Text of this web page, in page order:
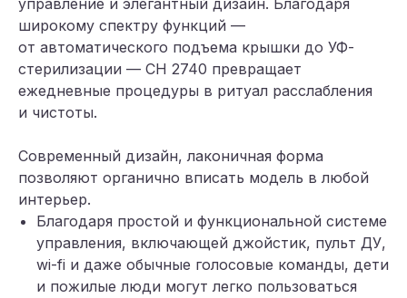
управление и элегантный дизайн. Благодаря
широкому спектру функций —
от автоматического подъема крышки до УФ-
стерилизации — CH 2740 превращает
ежедневные процедуры в ритуал расслабления
и чистоты.
Современный дизайн, лаконичная форма
позволяют органично вписать модель в любой
интерьер.
Благодаря простой и функциональной системе
управления, включающей джойстик, пульт ДУ,
wi-fi и даже обычные голосовые команды, дети
и пожилые люди могут легко пользоваться